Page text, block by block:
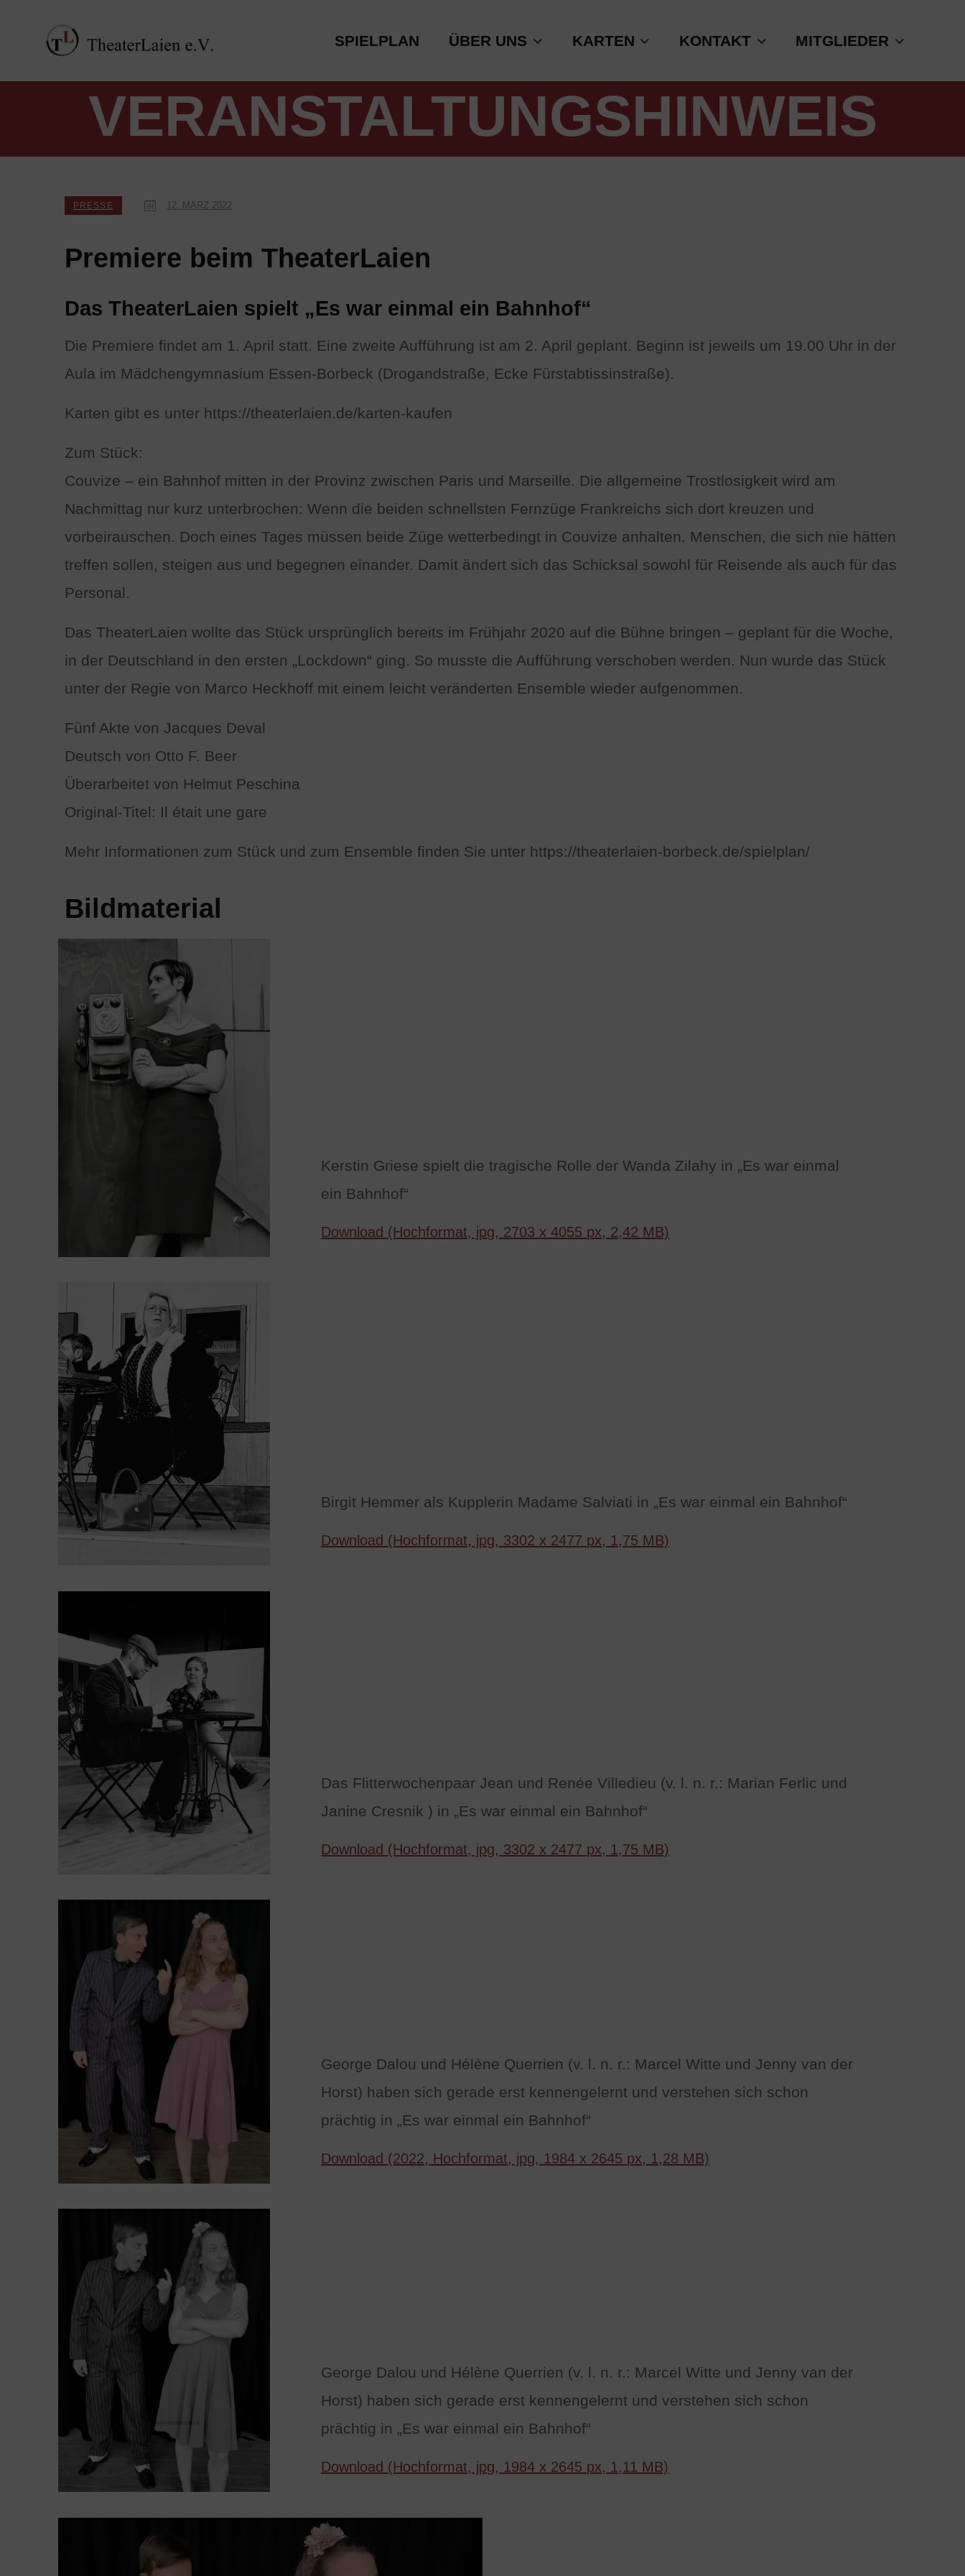
SPIELPLAN ÜBER UNS KARTEN KONTAKT MITGLIEDER
VERANSTALTUNGSHINWEIS
PRESSE 12. MÄRZ 2022
Premiere beim TheaterLaien
Das TheaterLaien spielt „Es war einmal ein Bahnhof“
Die Premiere findet am 1. April statt. Eine zweite Aufführung ist am 2. April geplant. Beginn ist jeweils um 19.00 Uhr in der
Aula im Mädchengymnasium Essen-Borbeck (Drogandstraße, Ecke Fürstabtissinstraße).
Karten gibt es unter https://theaterlaien.de/karten-kaufen
Zum Stück:
Couvize – ein Bahnhof mitten in der Provinz zwischen Paris und Marseille. Die allgemeine Trostlosigkeit wird am
Nachmittag nur kurz unterbrochen: Wenn die beiden schnellsten Fernzüge Frankreichs sich dort kreuzen und
vorbeirauschen. Doch eines Tages müssen beide Züge wetterbedingt in Couvize anhalten. Menschen, die sich nie hätten
treffen sollen, steigen aus und begegnen einander. Damit ändert sich das Schicksal sowohl für Reisende als auch für das
Personal.
Das TheaterLaien wollte das Stück ursprünglich bereits im Frühjahr 2020 auf die Bühne bringen – geplant für die Woche,
in der Deutschland in den ersten „Lockdown“ ging. So musste die Aufführung verschoben werden. Nun wurde das Stück
unter der Regie von Marco Heckhoff mit einem leicht veränderten Ensemble wieder aufgenommen.
Fünf Akte von Jacques Deval
Deutsch von Otto F. Beer
Überarbeitet von Helmut Peschina
Original-Titel: Il était une gare
Mehr Informationen zum Stück und zum Ensemble finden Sie unter https://theaterlaien-borbeck.de/spielplan/
Bildmaterial
Kerstin Griese spielt die tragische Rolle der Wanda Zilahy in „Es war einmal
ein Bahnhof“
Download (Hochformat, jpg, 2703 x 4055 px, 2,42 MB)
Birgit Hemmer als Kupplerin Madame Salviati in „Es war einmal ein Bahnhof“
Download (Hochformat, jpg, 3302 x 2477 px, 1,75 MB)
Das Flitterwochenpaar Jean und Renée Villedieu (v. l. n. r.: Marian Ferlic und
Janine Cresnik ) in „Es war einmal ein Bahnhof“
Download (Hochformat, jpg, 3302 x 2477 px, 1,75 MB)
George Dalou und Hélène Querrien (v. l. n. r.: Marcel Witte und Jenny van der
Horst) haben sich gerade erst kennengelernt und verstehen sich schon
prächtig in „Es war einmal ein Bahnhof“
Download (2022, Hochformat, jpg, 1984 x 2645 px, 1,28 MB)
George Dalou und Hélène Querrien (v. l. n. r.: Marcel Witte und Jenny van der
Horst) haben sich gerade erst kennengelernt und verstehen sich schon
prächtig in „Es war einmal ein Bahnhof“
Download (Hochformat, jpg, 1984 x 2645 px, 1,11 MB)